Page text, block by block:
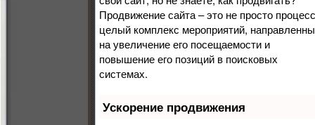
Продвижение сайта – это не просто
целый комплекс мероприятий,
на увеличение его посещаемости и
повышение его позиций в поисковых
системах.
Ускорение продвижения